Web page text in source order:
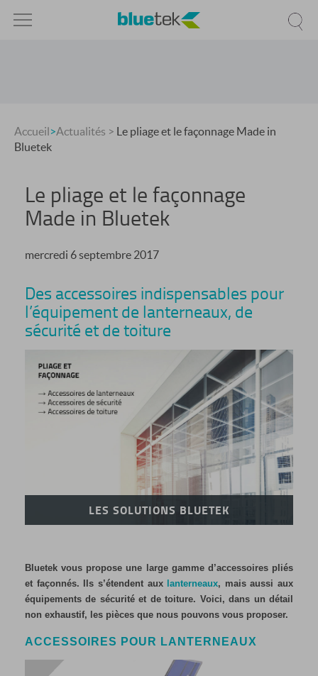
Accueil>Actualités > Le pliage et le façonnage Made in
Bluetek
Le pliage et le façonnage
Made in Bluetek
mercredi 6 septembre 2017
Des accessoires indispensables pour
l’équipement de lanterneaux, de
sécurité et de toiture
LES SOLUTIONS BLUETEK
Bluetek vous propose une large gamme d’accessoires pliés
et façonnés. Ils s’étendent aux lanterneaux, mais aussi aux
équipements de sécurité et de toiture. Voici, dans un détail
non exhaustif, les pièces que nous pouvons vous proposer.
ACCESSOIRES POUR LANTERNEAUX